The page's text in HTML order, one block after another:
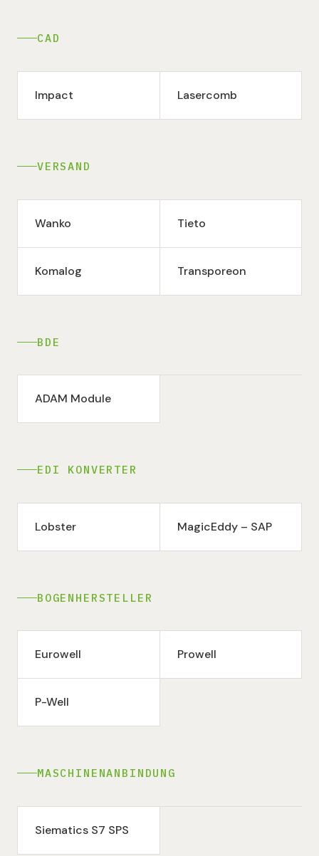
CAD
Impact Lasercomb
VERSAND
Wanko Tieto
Komalog Transporeon
BDE
ADAM Module
EDI KONVERTER
Lobster MagicEddy – SAP
BOGENHERSTELLER
Eurowell Prowell
P-Well
MASCHINENANBINDUNG
Siematics S7 SPS